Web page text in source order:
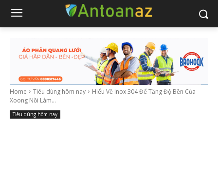
Home Tiêu dùng hôm nay
Hiểu Về Inox 304 Để Tăng Độ Bền Của
Xoong Nồi Làm...
Tiêu dùng hôm nay